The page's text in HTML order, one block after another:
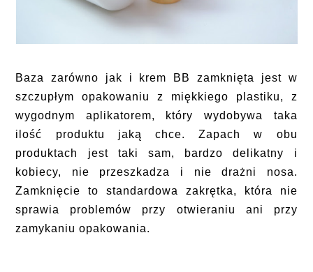
Baza zarówno jak i krem BB zamknięta jest w
szczupłym opakowaniu z miękkiego plastiku, z
wygodnym aplikatorem, który wydobywa taka
ilość produktu jaką chce. Zapach w obu
produktach jest taki sam, bardzo delikatny i
kobiecy, nie przeszkadza i nie drażni nosa.
Zamknięcie to standardowa zakrętka, która nie
sprawia problemów przy otwieraniu ani przy
zamykaniu opakowania.